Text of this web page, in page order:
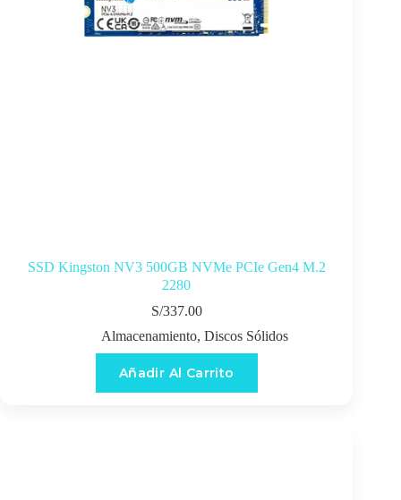
SSD Kingston NV3 500GB NVMe PCIe Gen4 M.2
2280
S/337.00
Almacenamiento, Discos Sólidos
Añadir Al Carrito